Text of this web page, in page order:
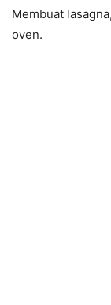
Membuat
oven.